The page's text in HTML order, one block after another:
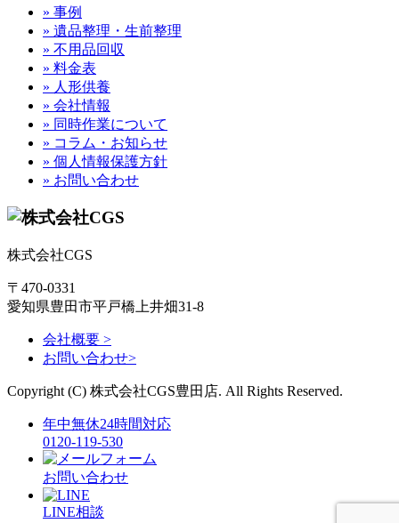
» 事例
» 遺品整理・生前整理
» 不用品回収
» 料金表
» 人形供養
» 会社情報
» 同時作業について
» コラム・お知らせ
» 個人情報保護方針
» お問い合わせ
株式会社CGS
〒470-0331
愛知県豊田市平戸橋上井畑31-8
会社概要 >
お問い合わせ>
Copyright (C) 株式会社CGS豊田店. All Rights Reserved.
年中無休24時間対応
0120-119-530
お問い合わせ
LINE相談